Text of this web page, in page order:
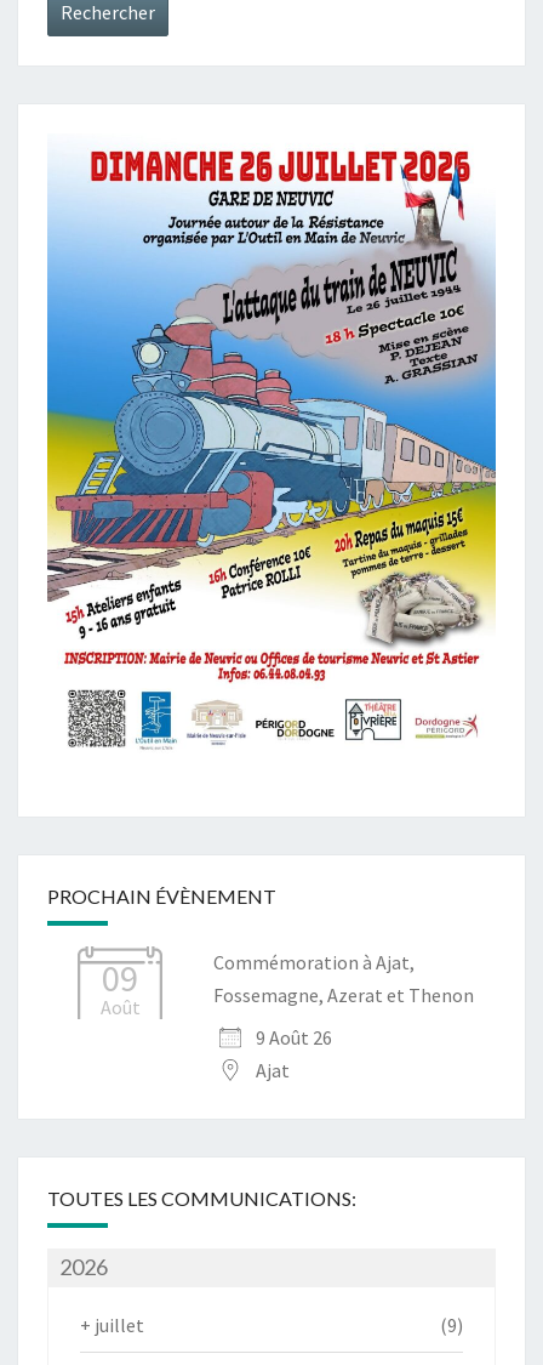
Rechercher
PROCHAIN ÉVÈNEMENT
09
Août
Commémoration à Ajat,
Fossemagne, Azerat et Thenon
9 Août 26
Ajat
TOUTES LES COMMUNICATIONS:
2026
+ juillet (9)